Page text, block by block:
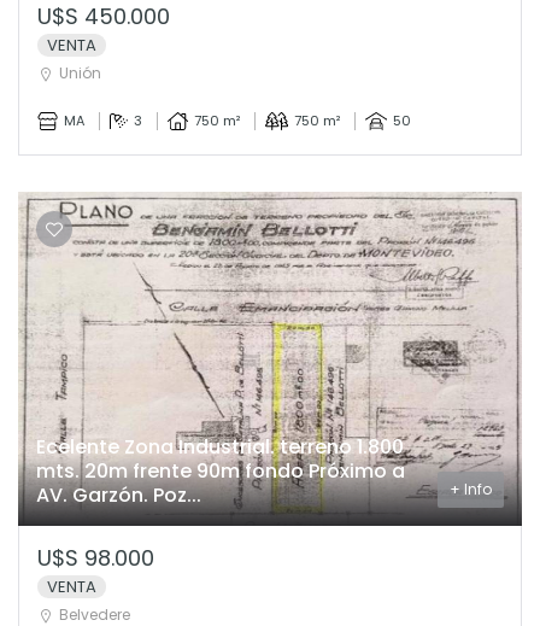
U$S 450.000
VENTA
Unión
MA 3 750 m² 750 m² 50
Ecelente Zona Industrial. terreno 1.800
mts. 20m frente 90m fondo Próximo a
AV. Garzón. Poz...
+ Info
U$S 98.000
VENTA
Belvedere